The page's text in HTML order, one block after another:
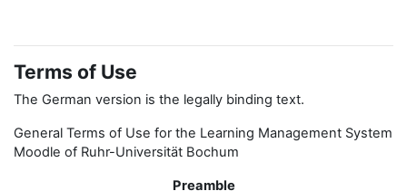
Terms of Use
The German version is the legally binding text.
General Terms of Use for the Learning Management System
Moodle of Ruhr-Universität Bochum
Preamble